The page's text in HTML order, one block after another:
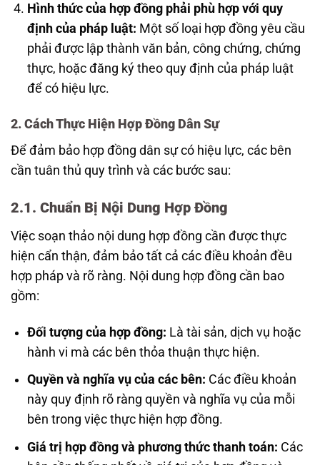
Hình thức của hợp đồng phải phù hợp với quy
định của pháp luật: Một số loại hợp đồng yêu cầu
phải được lập thành văn bản, công chứng, chứng
thực, hoặc đăng ký theo quy định của pháp luật
để có hiệu lực.
2. Cách Thực Hiện Hợp Đồng Dân Sự
Để đảm bảo hợp đồng dân sự có hiệu lực, các bên
cần tuân thủ quy trình và các bước sau:
2.1. Chuẩn Bị Nội Dung Hợp Đồng
Việc soạn thảo nội dung hợp đồng cần được thực
hiện cẩn thận, đảm bảo tất cả các điều khoản đều
hợp pháp và rõ ràng. Nội dung hợp đồng cần bao
gồm:
Đối tượng của hợp đồng: Là tài sản, dịch vụ hoặc
hành vi mà các bên thỏa thuận thực hiện.
Quyền và nghĩa vụ của các bên: Các điều khoản
này quy định rõ ràng quyền và nghĩa vụ của mỗi
bên trong việc thực hiện hợp đồng.
Giá trị hợp đồng và phương thức thanh toán: Các